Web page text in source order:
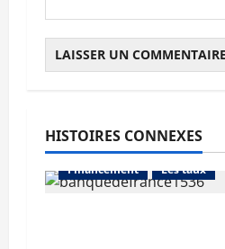
HISTOIRES CONNEXES
Abonnés
Financement
Les taux